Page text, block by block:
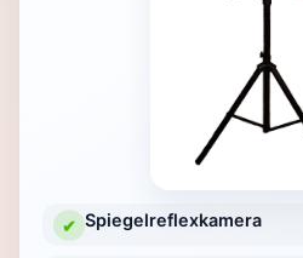
✔ Spiegelreflexkamera